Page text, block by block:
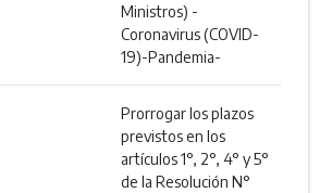
Ministros) -
Coronavirus (COVID-
19)-Pandemia-
Prorrogar los plazos
previstos en los
artículos 1°, 2°, 4° y 5°
de la Resolución N°